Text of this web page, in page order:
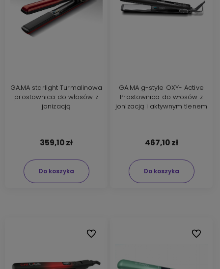
GA.MA starlight Turmalinowa
prostownica do włosów z
jonizacją
359,10 zł
Do koszyka
GA.MA g-style OXY- Active
Prostownica do włosów z
jonizacją i aktywnym tlenem
467,10 zł
Do koszyka
Do ulubionych Do